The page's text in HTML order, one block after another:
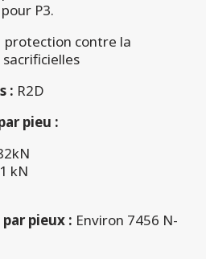
P3.
protection contre la
: R2D
pieu :
kN
pieux : Environ 7456 N-